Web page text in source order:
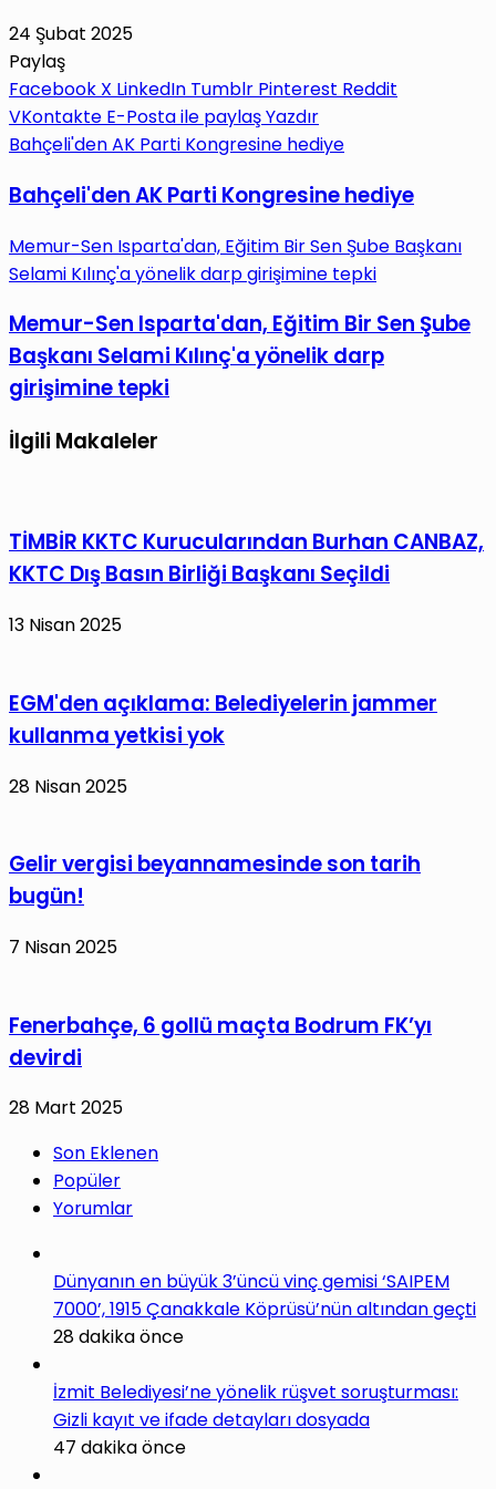
24 Şubat 2025
Paylaş
Facebook X LinkedIn Tumblr Pinterest Reddit
VKontakte E-Posta ile paylaşYazdır
Bahçeli'den AK Parti Kongresine hediye
Bahçeli'den AK Parti Kongresine hediye
Memur-Sen Isparta'dan, Eğitim Bir Sen Şube Başkanı
Selami Kılınç'a yönelik darp girişimine tepki
Memur-Sen Isparta'dan, Eğitim Bir Sen Şube
Başkanı Selami Kılınç'a yönelik darp
girişimine tepki
İlgili Makaleler
TİMBİR KKTC Kurucularından Burhan CANBAZ,
KKTC Dış Basın Birliği Başkanı Seçildi
13 Nisan 2025
EGM'den açıklama: Belediyelerin jammer
kullanma yetkisi yok
28 Nisan 2025
Gelir vergisi beyannamesinde son tarih
bugün!
7 Nisan 2025
Fenerbahçe, 6 gollü maçta Bodrum FK’yı
devirdi
28 Mart 2025
Son Eklenen
Popüler
Yorumlar
Dünyanın en büyük 3’üncü vinç gemisi ‘SAIPEM
7000’, 1915 Çanakkale Köprüsü’nün altından geçti
28 dakika önce
İzmit Belediyesi’ne yönelik rüşvet soruşturması:
Gizli kayıt ve ifade detayları dosyada
47 dakika önce